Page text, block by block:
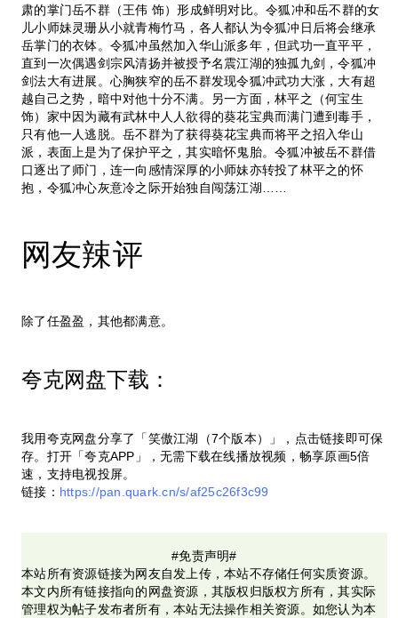
肃的掌门岳不群（王伟 饰）形成鲜明对比。令狐冲和岳不群的女
儿小师妹灵珊从小就青梅竹马，各人都认为令狐冲日后将会继承
岳掌门的衣钵。令狐冲虽然加入华山派多年，但武功一直平平，
直到一次偶遇剑宗风清扬并被授予名震江湖的独孤九剑，令狐冲
剑法大有进展。心胸狭窄的岳不群发现令狐冲武功大涨，大有超
越自己之势，暗中对他十分不满。另一方面，林平之（何宝生
饰）家中因为藏有武林中人人欲得的葵花宝典而满门遭到毒手，
只有他一人逃脱。岳不群为了获得葵花宝典而将平之招入华山
派，表面上是为了保护平之，其实暗怀鬼胎。令狐冲被岳不群借
口逐出了师门，连一向感情深厚的小师妹亦转投了林平之的怀
抱，令狐冲心灰意冷之际开始独自闯荡江湖……
网友辣评
除了任盈盈，其他都满意。
夸克网盘下载：
我用夸克网盘分享了「笑傲江湖（7个版本）」，点击链接即可保
存。打开「夸克APP」，无需下载在线播放视频，畅享原画5倍
速，支持电视投屏。
链接： https://pan.quark.cn/s/af25c26f3c99
#免责声明#
本站所有资源链接为网友自发上传，本站不存储任何实质资源。
本文内所有链接指向的网盘资源，其版权归版权方所有，其实际
管理权为帖子发布者所有，本站无法操作相关资源。如您认为本